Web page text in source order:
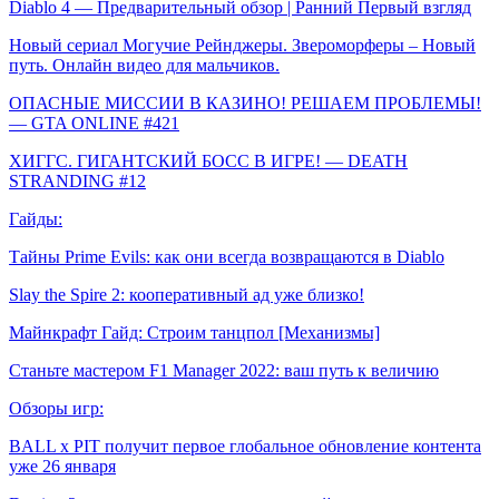
Diablo 4 — Предварительный обзор | Ранний Первый взгляд
Новый сериал Могучие Рейнджеры. Звероморферы – Новый
путь. Онлайн видео для мальчиков.
ОПАСНЫЕ МИССИИ В КАЗИНО! РЕШАЕМ ПРОБЛЕМЫ!
— GTA ONLINE #421
ХИГГС. ГИГАНТСКИЙ БОСС В ИГРЕ! — DEATH
STRANDING #12
Гайды:
Тайны Prime Evils: как они всегда возвращаются в Diablo
Slay the Spire 2: кооперативный ад уже близко!
Майнкрафт Гайд: Строим танцпол [Механизмы]
Станьте мастером F1 Manager 2022: ваш путь к величию
Обзоры игр:
BALL x PIT получит первое глобальное обновление контента
уже 26 января